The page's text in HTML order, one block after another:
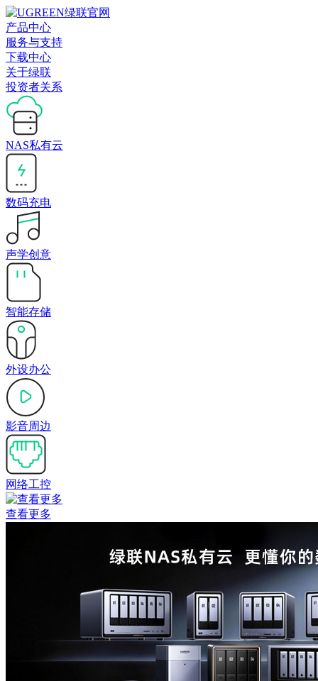
产品中心
服务与支持
下载中心
关于绿联
投资者关系
NAS私有云
数码充电
声学创意
智能存储
外设办公
影音周边
网络工控
查看更多